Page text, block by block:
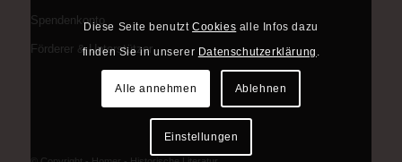
Spendenkonto
Förderer & Unterstützer
Diese Seite benutztCookies alle Infos dazu
finden Sie in unserer Datenschutzerklärung
Alle annehmen Ablehnen
Einstellungen